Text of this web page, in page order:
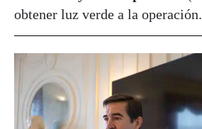
obtener luz verde a la operación.